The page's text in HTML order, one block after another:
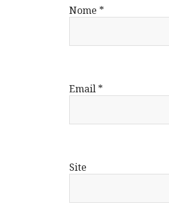
Nome *
Email *
Site